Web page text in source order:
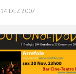
14 DEZ 2007